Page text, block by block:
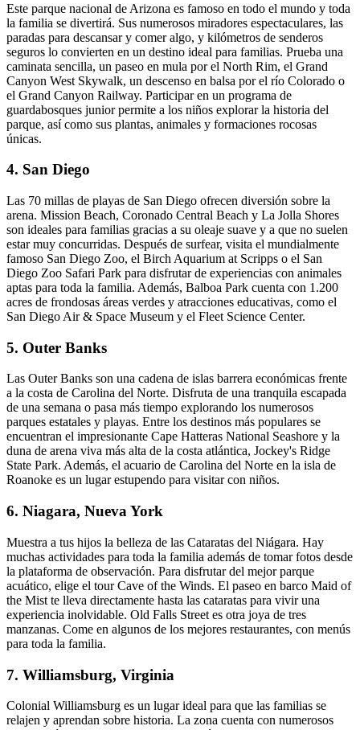
Este parque nacional de Arizona es famoso en todo el mundo y toda
la familia se divertirá. Sus numerosos miradores espectaculares, las
paradas para descansar y comer algo, y kilómetros de senderos
seguros lo convierten en un destino ideal para familias. Prueba una
caminata sencilla, un paseo en mula por el North Rim, el Grand
Canyon West Skywalk, un descenso en balsa por el río Colorado o
el Grand Canyon Railway. Participar en un programa de
guardabosques junior permite a los niños explorar la historia del
parque, así como sus plantas, animales y formaciones rocosas
únicas.
4. San Diego
Las 70 millas de playas de San Diego ofrecen diversión sobre la
arena. Mission Beach, Coronado Central Beach y La Jolla Shores
son ideales para familias gracias a su oleaje suave y a que no suelen
estar muy concurridas. Después de surfear, visita el mundialmente
famoso San Diego Zoo, el Birch Aquarium at Scripps o el San
Diego Zoo Safari Park para disfrutar de experiencias con animales
aptas para toda la familia. Además, Balboa Park cuenta con 1.200
acres de frondosas áreas verdes y atracciones educativas, como el
San Diego Air & Space Museum y el Fleet Science Center.
5. Outer Banks
Las Outer Banks son una cadena de islas barrera económicas frente
a la costa de Carolina del Norte. Disfruta de una tranquila escapada
de una semana o pasa más tiempo explorando los numerosos
parques estatales y playas. Entre los destinos más populares se
encuentran el impresionante Cape Hatteras National Seashore y la
duna de arena viva más alta de la costa atlántica, Jockey's Ridge
State Park. Además, el acuario de Carolina del Norte en la isla de
Roanoke es un lugar estupendo para visitar con niños.
6. Niagara, Nueva York
Muestra a tus hijos la belleza de las Cataratas del Niágara. Hay
muchas actividades para toda la familia además de tomar fotos desde
la plataforma de observación. Para disfrutar del mejor parque
acuático, elige el tour Cave of the Winds. El paseo en barco Maid of
the Mist te lleva directamente hasta las cataratas para vivir una
experiencia inolvidable. Old Falls Street es otra joya de tres
manzanas. Come en algunos de los mejores restaurantes, con menús
para toda la familia.
7. Williamsburg, Virginia
Colonial Williamsburg es un lugar ideal para que las familias se
relajen y aprendan sobre historia. La zona cuenta con numerosos